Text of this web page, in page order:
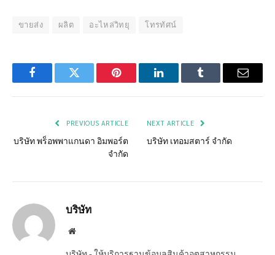
ขายส่ง ผลิต อะไหล่วิทยุ โทรทัศน์
FacebookTwitter Pinterest LinkedInTumblr Email
PREVIOUS ARTICLE
บริษัท พร็อพพาแกนดา อิมพอร์ต
จำกัด
NEXT ARTICLE
บริษัท เทอมสตาร์ จำกัด
บริษัท
Website